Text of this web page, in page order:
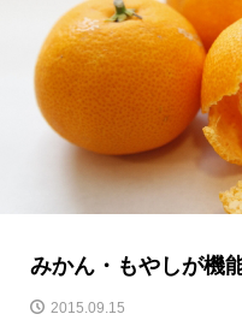
みかん・もやしが機
2015.09.15